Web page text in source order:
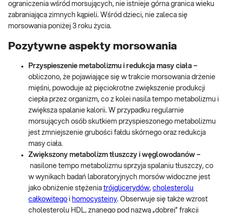
ograniczenia wśród morsujących, nie istnieje górna granica wieku
zabraniająca zimnych kąpieli. Wśród dzieci, nie zaleca się
morsowania poniżej 3 roku życia.
Pozytywne aspekty morsowania
Przyspieszenie metabolizmu i redukcja masy ciała –
obliczono, że pojawiające się w trakcie morsowania drżenie
mięśni, powoduje aż pięciokrotne zwiększenie produkcji
ciepła przez organizm, co z kolei nasila tempo metabolizmu i
zwiększa spalanie kalorii. W przypadku regularnie
morsujących osób skutkiem przyspieszonego metabolizmu
jest zmniejszenie grubości fałdu skórnego oraz redukcja
masy ciała.
Zwiększony metabolizm tłuszczy i węglowodanów –
nasilone tempo metabolizmu sprzyja spalaniu tłuszczy, co
w wynikach badań laboratoryjnych morsów widoczne jest
jako obniżenie stężenia trójglicerydów, cholesterolu
całkowitego i homocysteiny. Obserwuje się także wzrost
cholesterolu HDL, znanego pod nazwą „dobrej” frakcji